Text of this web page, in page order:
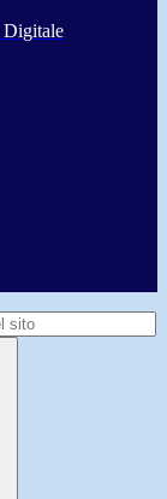
Digitale